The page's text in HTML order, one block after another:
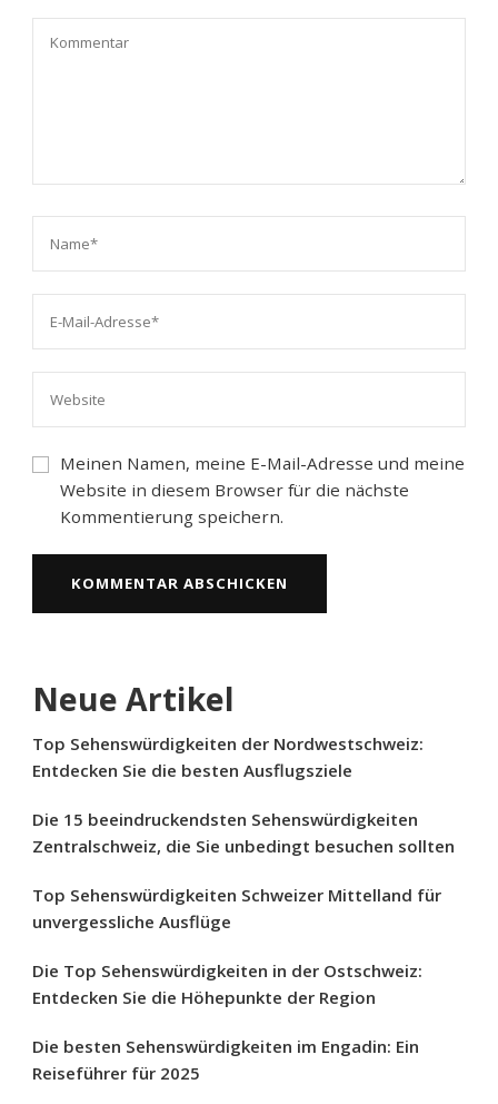
Meinen Namen, meine E-Mail-Adresse und meine
Website in diesem Browser für die nächste
Kommentierung speichern.
Neue Artikel
Top Sehenswürdigkeiten der Nordwestschweiz:
Entdecken Sie die besten Ausflugsziele
Die 15 beeindruckendsten Sehenswürdigkeiten
Zentralschweiz, die Sie unbedingt besuchen sollten
Top Sehenswürdigkeiten Schweizer Mittelland für
unvergessliche Ausflüge
Die Top Sehenswürdigkeiten in der Ostschweiz:
Entdecken Sie die Höhepunkte der Region
Die besten Sehenswürdigkeiten im Engadin: Ein
Reiseführer für 2025